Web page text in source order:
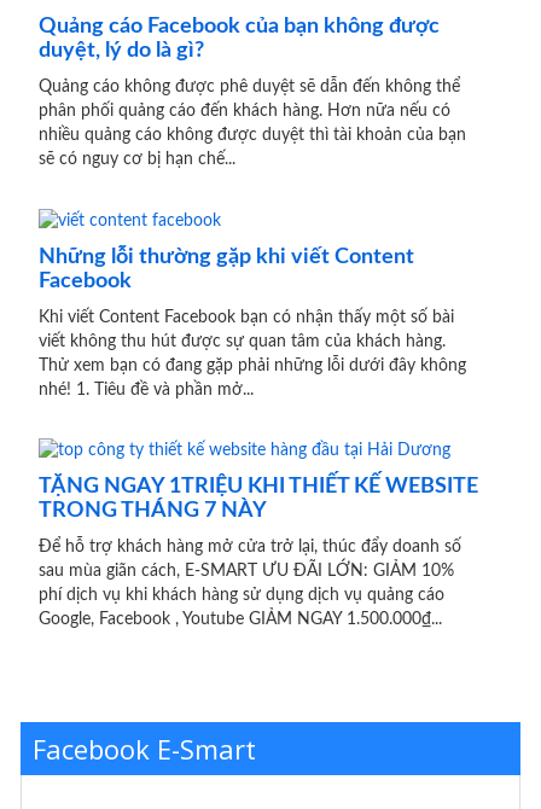
Quảng cáo Facebook của bạn không được
duyệt, lý do là gì?
Quảng cáo không được phê duyệt sẽ dẫn đến không thể
phân phối quảng cáo đến khách hàng. Hơn nữa nếu có
nhiều quảng cáo không được duyệt thì tài khoản của bạn
sẽ có nguy cơ bị hạn chế...
Những lỗi thường gặp khi viết Content
Facebook
Khi viết Content Facebook bạn có nhận thấy một số bài
viết không thu hút được sự quan tâm của khách hàng.
Thử xem bạn có đang gặp phải những lỗi dưới đây không
nhé! 1. Tiêu đề và phần mở...
TẶNG NGAY 1TRIỆU KHI THIẾT KẾ WEBSITE
TRONG THÁNG 7 NÀY
Để hỗ trợ khách hàng mở cửa trở lại, thúc đẩy doanh số
sau mùa giãn cách, E-SMART ƯU ĐÃI LỚN: GIẢM 10%
phí dịch vụ khi khách hàng sử dụng dịch vụ quảng cáo
Google, Facebook , Youtube GIẢM NGAY 1.500.000₫...
Facebook E-Smart